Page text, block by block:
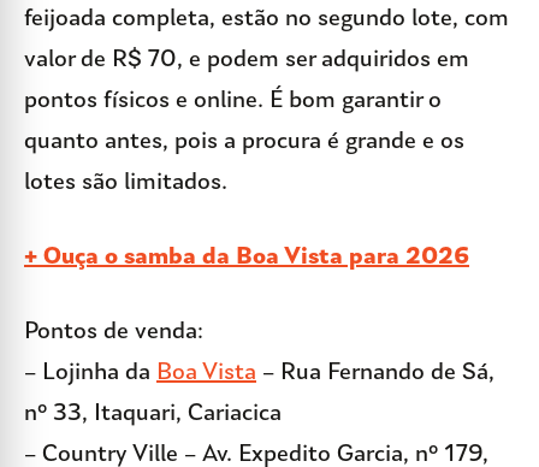
feijoada completa, estão no segundo lote, com
valor de R$ 70, e podem ser adquiridos em
pontos físicos e online. É bom garantir o
quanto antes, pois a procura é grande e os
lotes são limitados.
+ Ouça o samba da Boa Vista para 2026
Pontos de venda:
– Lojinha da Boa Vista – Rua Fernando de Sá,
nº 33, Itaquari, Cariacica
– Country Ville – Av. Expedito Garcia, nº 179,